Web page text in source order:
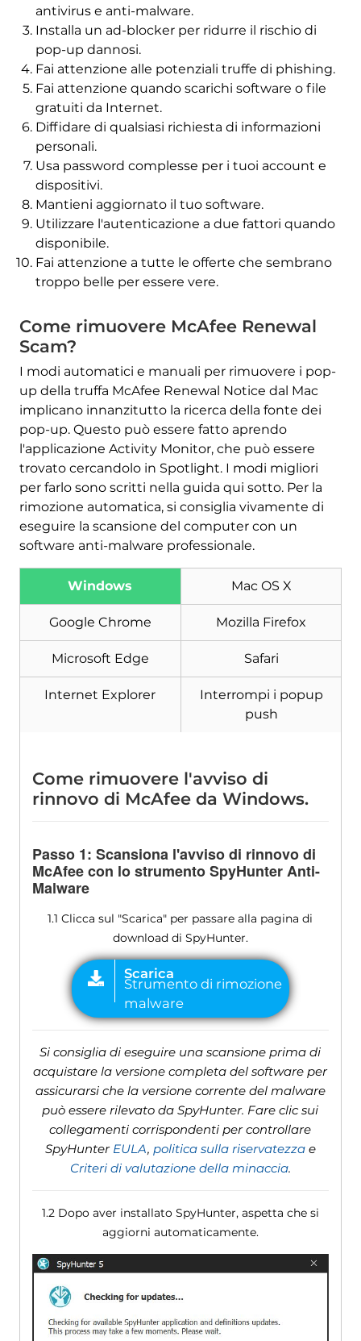
antivirus e anti-malware.
Installa un ad-blocker per ridurre il rischio di
pop-up dannosi.
Fai attenzione alle potenziali truffe di phishing.
Fai attenzione quando scarichi software o file
gratuiti da Internet.
Diffidare di qualsiasi richiesta di informazioni
personali.
Usa password complesse per i tuoi account e
dispositivi.
Mantieni aggiornato il tuo software.
Utilizzare l'autenticazione a due fattori quando
disponibile.
Fai attenzione a tutte le offerte che sembrano
troppo belle per essere vere.
Come rimuovere McAfee Renewal
Scam?
I modi automatici e manuali per rimuovere i pop-
up della truffa McAfee Renewal Notice dal Mac
implicano innanzitutto la ricerca della fonte dei
pop-up. Questo può essere fatto aprendo
l'applicazione Activity Monitor, che può essere
trovato cercandolo in Spotlight. I modi migliori
per farlo sono scritti nella guida qui sotto. Per la
rimozione automatica, si consiglia vivamente di
eseguire la scansione del computer con un
software anti-malware professionale.
Windows Mac OS X
Google Chrome Mozilla Firefox
Microsoft Edge Safari
Internet Explorer
Interrompi i popup
push
Come rimuovere l'avviso di
rinnovo di McAfee da Windows.
Passo 1: Scansiona l'avviso di rinnovo di
McAfee con lo strumento SpyHunter Anti-
Malware
1.1 Clicca sul "Scarica" per passare alla pagina di
download di SpyHunter.
Scarica
Strumento di rimozione
malware
Si consiglia di eseguire una scansione prima di
acquistare la versione completa del software per
assicurarsi che la versione corrente del malware
può essere rilevato da SpyHunter. Fare clic sui
collegamenti corrispondenti per controllare
SpyHunter EULA, politica sulla riservatezzae
Criteri di valutazione della minaccia.
1.2 Dopo aver installato SpyHunter, aspetta che si
aggiorni automaticamente.